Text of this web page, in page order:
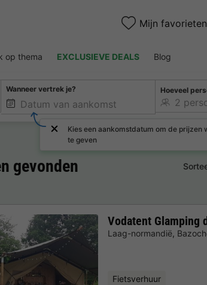
Mijn favorieten
op thema EXCLUSIEVE DEALS Blog
Wanneer vertrek je?
Kies een aankomstdatum om de prijzen
te geven
Hoeveel
gevonden
Vodatent Glamping
Laag-normandië,
Fietsverhuur